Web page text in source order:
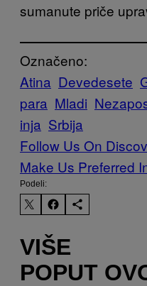
sumanute priče
Označeno:
Atina Devedesete
para Mladi
inja Srbija
Follow Us On
Make Us Preferred
Podeli:
VIŠE
POPUT